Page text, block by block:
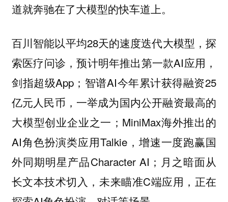
道就奔驰在了大模型的快车道上。
百川智能以平均28天的速度迭代大模型，探
索医疗问诊，预计明年推出第一款AI应用，
剑指超级App；智谱AI今年累计获得融资25
亿元人民币，一举成为国内公开融资最高的
大模型创业企业之一；MiniMax海外推出的
AI角色扮演类应用Talkie，增速一度跑赢国
外同期明星产品Character AI；月之暗面从
长文本技术切入，未来瞄准C端应用，正在